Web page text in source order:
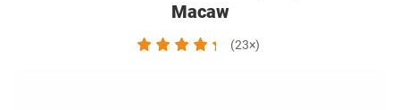
Macaw
(23×)